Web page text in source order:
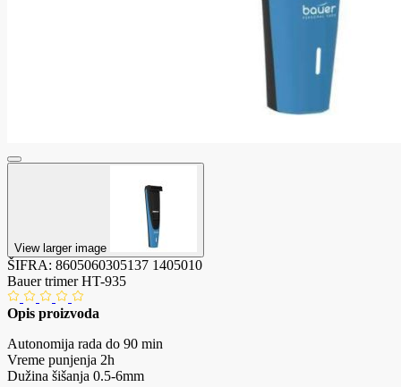
View larger image
ŠIFRA: 8605060305137 1405010
Bauer trimer HT-935
Opis proizvoda
Autonomija rada do 90 min
Vreme punjenja 2h
Dužina šišanja 0.5-6mm